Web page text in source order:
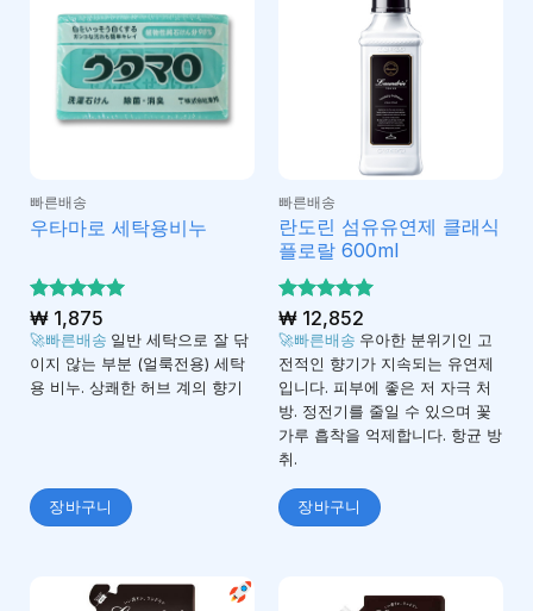
빠른배송
우타마로 세탁용비누
5 중에서
5로 평가
됨
₩1,875
🚀빠른배송 일반 세탁으로 잘 닦
이지 않는 부분 (얼룩전용) 세탁
용 비누. 상쾌한 허브 계의 향기
장바구니
빠른배송
란도린 섬유유연제 클래식
플로랄 600ml
5 중에서
5로 평가
됨
₩12,852
🚀빠른배송 우아한 분위기인 고
전적인 향기가 지속되는 유연제
입니다. 피부에 좋은 저 자극 처
방. 정전기를 줄일 수 있으며 꽃
가루 흡착을 억제합니다. 항균 방
취.
장바구니